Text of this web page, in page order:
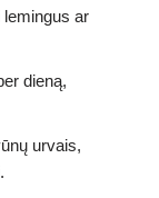
ar
dieną,
urvais,